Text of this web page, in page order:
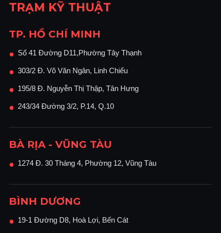
TRẠM KỸ THUẬT
TP. HỒ CHÍ MINH
● Số 41 Đường D11,Phường Tây Thạnh
● 303/2 Đ. Võ Văn Ngân, Linh Chiểu
● 195/8 Đ. Nguyễn Thị Thập, Tân Hưng
● 243/34 Đường 3/2, P.14, Q.10
BÀ RỊA - VŨNG TÀU
● 1274 Đ. 30 Tháng 4, Phường 12, Vũng Tàu
BÌNH DƯƠNG
● 19-1 Đường D8, Hoà Lợi, Bến Cát